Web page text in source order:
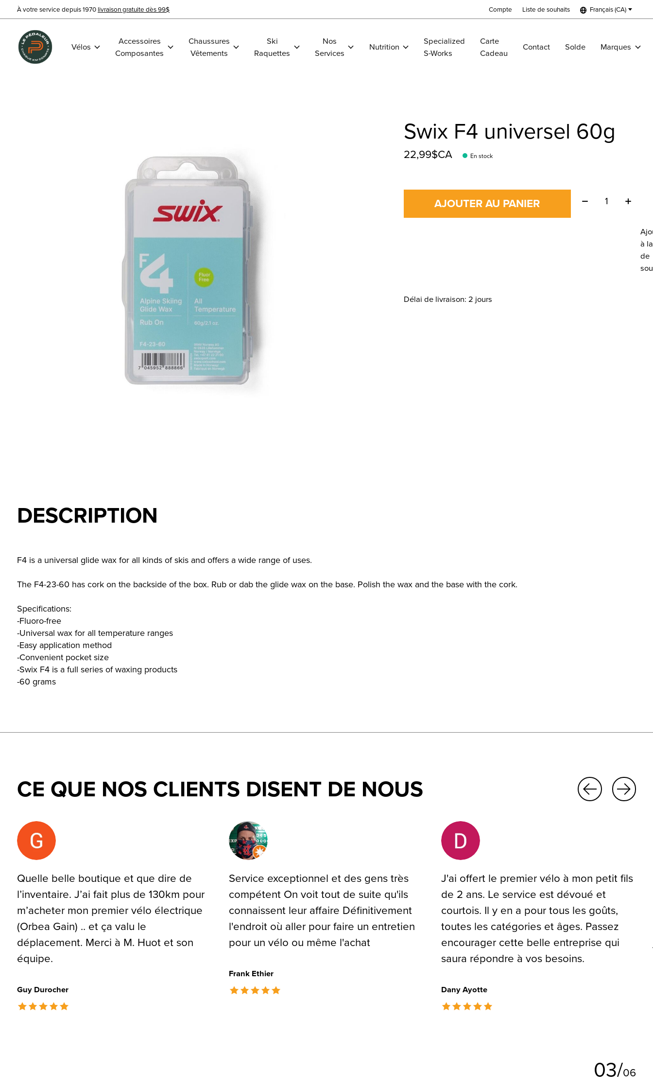
À votre service depuis 1970 livraison gratuite dès 99$ Compte Liste de souhaits Français (CA)
Vélos
Accessoires
Composantes
Chaussures
Vêtements
Ski
Raquettes
Nos
Services
Nutrition
Specialized
S-Works
Carte
Cadeau
Contact Solde Marques
Swix F4 universel 60g
22,99$CA En stock
AJOUTER AU PANIER Quantité:
à
de
Délai de livraison: 2 jours
DESCRIPTION
F4 is a universal glide wax for all kinds of skis and offers a wide range of uses.
The F4-23-60 has cork on the backside of the box. Rub or dab the glide wax on the base. Polish the wax and the base with the cork.
Specifications:
-Fluoro-free
-Universal wax for all temperature ranges
-Easy application method
-Convenient pocket size
-Swix F4 is a full series of waxing products
-60 grams
CE QUE NOS CLIENTS DISENT DE NOUS
Testimonial items
Quelle belle boutique et que dire de
l’inventaire. J’ai fait plus de 130km pour
m’acheter mon premier vélo électrique
(Orbea Gain) .. et ça valu le
déplacement. Merci à M. Huot et son
équipe.
Guy Durocher
The rating of this product is
Service exceptionnel et des gens très
compétent On voit tout de suite qu'ils
connaissent leur affaire Définitivement
l'endroit où aller pour faire un entretien
pour un vélo ou même l'achat
Frank Ethier
The rating of this product is
J'ai offert le premier vélo à mon petit fils
de 2 ans. Le service est dévoué et
courtois. Il y en a pour tous les goûts,
toutes les catégories et âges. Passez
encourager cette belle entreprise qui
saura répondre à vos besoins.
Dany Ayotte
The rating of this product is
03/06